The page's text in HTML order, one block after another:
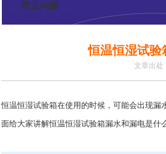
常见问题
恒温恒湿试验
文章出处
恒温恒湿试验箱在使用的时候，可能会出现漏
面给大家讲解恒温恒湿试验箱漏水和漏电是什